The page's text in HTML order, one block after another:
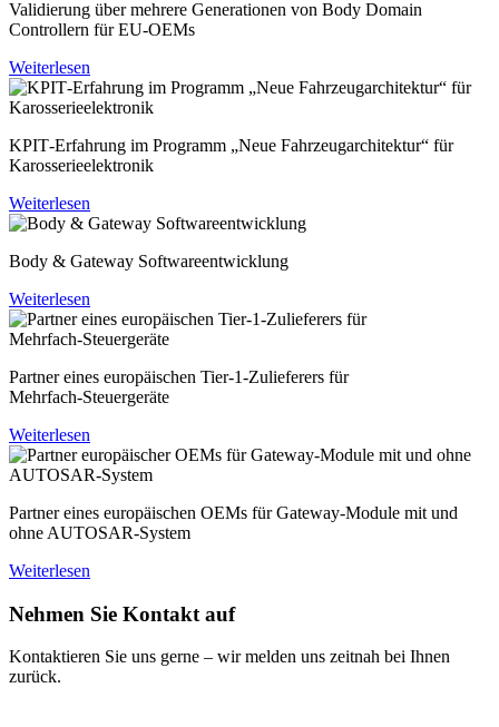
Validierung über mehrere Generationen von Body Domain
Controllern für EU-OEMs
Weiterlesen
KPIT‑Erfahrung im Programm „Neue Fahrzeugarchitektur“ für
Karosserieelektronik
Weiterlesen
Body & Gateway Softwareentwicklung
Weiterlesen
Partner eines europäischen Tier‑1‑Zulieferers für
Mehrfach‑Steuergeräte
Weiterlesen
Partner eines europäischen OEMs für Gateway‑Module mit und
ohne AUTOSAR‑System
Weiterlesen
Nehmen Sie Kontakt auf
Kontaktieren Sie uns gerne – wir melden uns zeitnah bei Ihnen
zurück.